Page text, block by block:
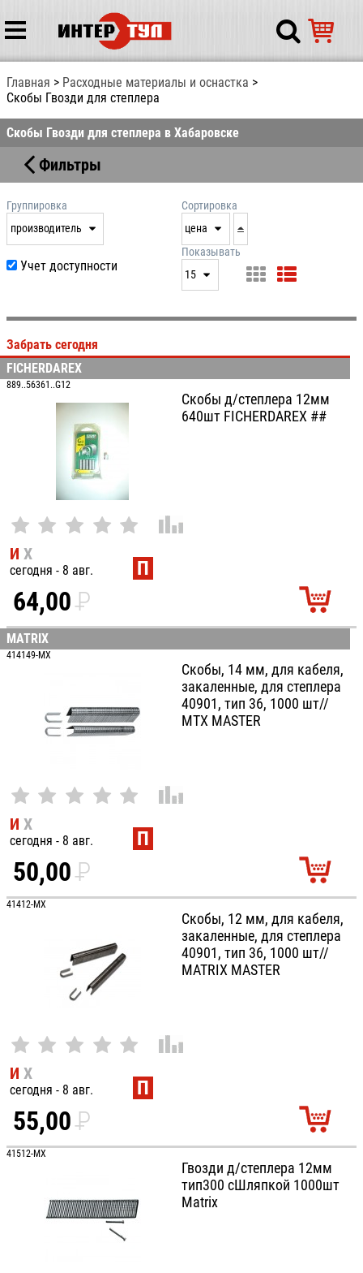
Главная
Расходные материалы и оснастка
Скобы Гвозди для степлера
Скобы Гвозди для степлера в Хабаровске
Фильтры
Группировка
производитель
производитель
Сортировка
цена
дата
цена
артикул
Учет доступности
Показывать
15
25
Забрать сегодня
FICHERDAREX
889..56361..G12
Скобы д/степлера 12мм
640шт FICHERDAREX ##
И Х
сегодня - 8 авг. П
64,00P
УБ.
MATRIX
414149-MX
Скобы, 14 мм, для кабеля,
закаленные, для степлера
40901, тип 36, 1000 шт//
MTX MASTER
И Х
сегодня - 8 авг. П
50,00P
УБ.
41412-MX
Скобы, 12 мм, для кабеля,
закаленные, для степлера
40901, тип 36, 1000 шт//
MATRIX MASTER
И Х
сегодня - 8 авг. П
55,00P
УБ.
41512-MX
Гвозди д/степлера 12мм
тип300 сШляпкой 1000шт
Matrix